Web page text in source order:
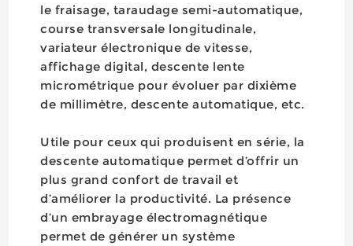
le fraisage, taraudage semi-automatique,
course transversale longitudinale,
variateur électronique de vitesse,
affichage digital, descente lente
micrométrique pour évoluer par dixième
de millimètre, descente automatique, etc.
Utile pour ceux qui produisent en série, la
descente automatique permet d’offrir un
plus grand confort de travail et
d’améliorer la productivité. La présence
d’un embrayage électromagnétique
permet de générer un système